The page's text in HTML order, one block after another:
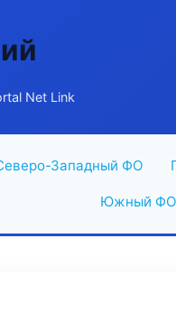
Net Link
Западный ФО
Южный ФО